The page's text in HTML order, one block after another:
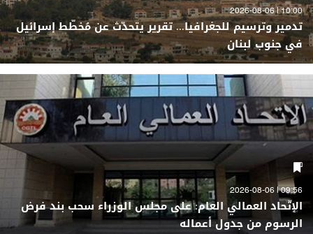
10:00 | 2026-08-06
تدمير وترسيم للجغرافيا... تقرير يتحدّث عن مُخطّط إسرائيل
في جنوب لبنان
09:56 | 2026-08-06
الإتّحاد العمالي العام: على مجلس الوزراء سحب بند فرض
الرسوم من جدول أعماله